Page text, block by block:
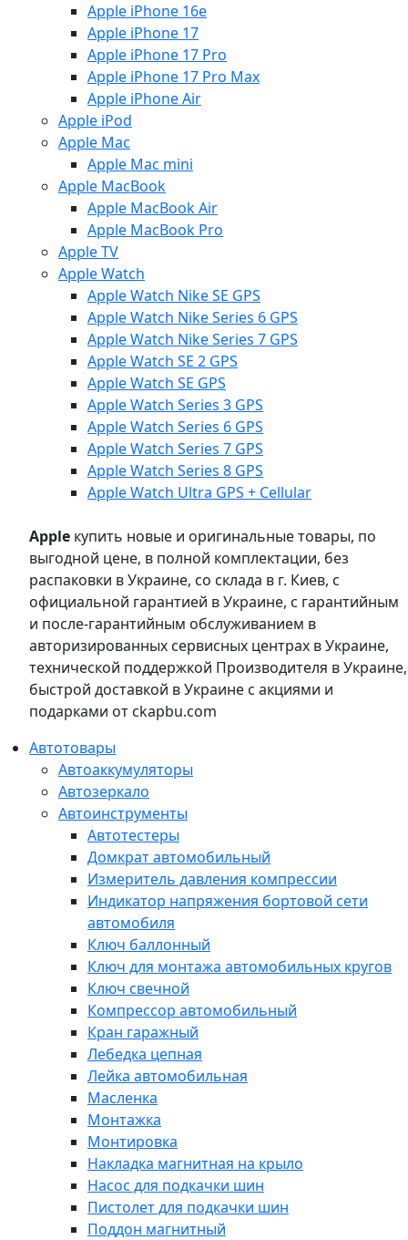
Apple iPhone 16e
Apple iPhone 17
Apple iPhone 17 Pro
Apple iPhone 17 Pro Max
Apple iPhone Air
Apple iPod
Apple Mac
Apple Mac mini
Apple MacBook
Apple MacBook Air
Apple MacBook Pro
Apple TV
Apple Watch
Apple Watch Nike SE GPS
Apple Watch Nike Series 6 GPS
Apple Watch Nike Series 7 GPS
Apple Watch SE 2 GPS
Apple Watch SE GPS
Apple Watch Series 3 GPS
Apple Watch Series 6 GPS
Apple Watch Series 7 GPS
Apple Watch Series 8 GPS
Apple Watch Ultra GPS + Cellular
Apple купить новые и оригинальные товары, по
выгодной цене, в полной комплектации, без
распаковки в Украине, со склада в г. Киев, с
официальной гарантией в Украине, с гарантийным
и после-гарантийным обслуживанием в
авторизированных сервисных центрах в Украине,
технической поддержкой Производителя в Украине,
быстрой доставкой в Украине с акциями и
подарками от ckapbu.com
Автотовары
Автоаккумуляторы
Автозеркало
Автоинструменты
Автотестеры
Домкрат автомобильный
Измеритель давления компрессии
Индикатор напряжения бортовой сети
автомобиля
Ключ баллонный
Ключ для монтажа автомобильных кругов
Ключ свечной
Компрессор автомобильный
Кран гаражный
Лебедка цепная
Лейка автомобильная
Масленка
Монтажка
Монтировка
Накладка магнитная на крыло
Насос для подкачки шин
Пистолет для подкачки шин
Поддон магнитный